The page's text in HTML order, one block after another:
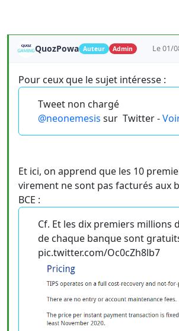
QuozPowa Auteur Admin Le 01/
Pour ceux que le sujet intéresse :
Tweet non chargé
@neonemesis sur Twitter -
Et ici, on apprend que les 10
virement ne sont pas facturés aux
BCE :
Cf. Et les dix premiers millions
de chaque banque sont
pic.twitter.com/Oc0cZh8lb7